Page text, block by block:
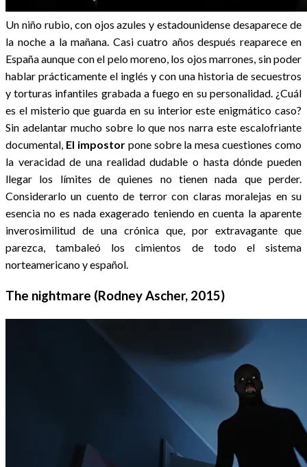
Un niño rubio, con ojos azules y estadounidense desaparece de
la noche a la mañana. Casi cuatro años después reaparece en
España aunque con el pelo moreno, los ojos marrones, sin poder
hablar prácticamente el inglés y con una historia de secuestros
y torturas infantiles grabada a fuego en su personalidad. ¿Cuál
es el misterio que guarda en su interior este enigmático caso?
Sin adelantar mucho sobre lo que nos narra este escalofriante
documental, El impostor pone sobre la mesa cuestiones como
la veracidad de una realidad dudable o hasta dónde pueden
llegar los límites de quienes no tienen nada que perder.
Considerarlo un cuento de terror con claras moralejas en su
esencia no es nada exagerado teniendo en cuenta la aparente
inverosimilitud de una crónica que, por extravagante que
parezca, tambaleó los cimientos de todo el sistema
norteamericano y español.
The nightmare (Rodney Ascher, 2015)